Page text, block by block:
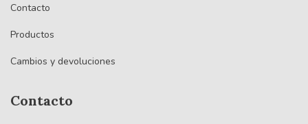
Contacto
Productos
Cambios y devoluciones
Contacto